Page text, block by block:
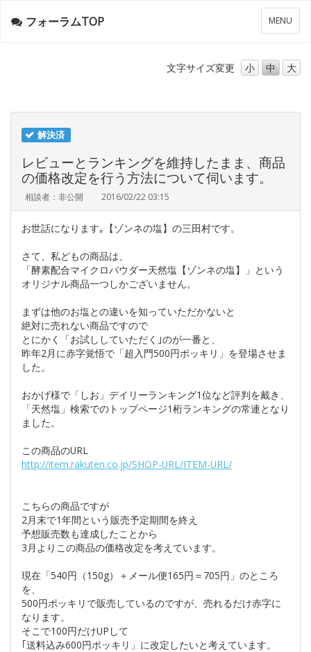
メ
ニ
ー
MENU
フォーラムTOP
文字サイズ変更 小 中 大
解決済
レビューとランキングを維持したまま、商品
の価格改定を行う方法について伺います。
相談者：非公開 2016/02/22 03:15
お世話になります｡【ゾンネの塩】の三田村です。
さて、私どもの商品は、
「酵素配合マイクロパウダー天然塩【ゾンネの塩】」という
オリジナル商品一つしかございません。
まずは他のお塩との違いを知っていただかないと
絶対に売れない商品ですので
とにかく「お試ししていただく｣のが一番と、
昨年2月に赤字覚悟で「超入門500円ポッキリ」を登場させま
した。
おかげ様で「しお」デイリーランキング1位など評判を戴き、
「天然塩」検索でのトップページ1桁ランキングの常連となり
ました。
この商品のURL
http://item.rakuten.co.jp/SHOP-URL/ITEM-URL/
こちらの商品ですが
2月末で1年間という販売予定期間を終え
予想販売数も達成したことから
3月よりこの商品の価格改定を考えています。
現在「540円（150g）＋メール便165円＝705円」のところ
を、
500円ポッキリで販売しているのですが、売れるだけ赤字に
なります。
そこで100円だけUPして
｢送料込み600円ポッキリ」に改定したいと考えています。